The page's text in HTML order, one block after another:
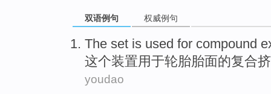
双语例句 权威例句
The set is used for compound
这个装置用于轮胎胎面的复合
youdao